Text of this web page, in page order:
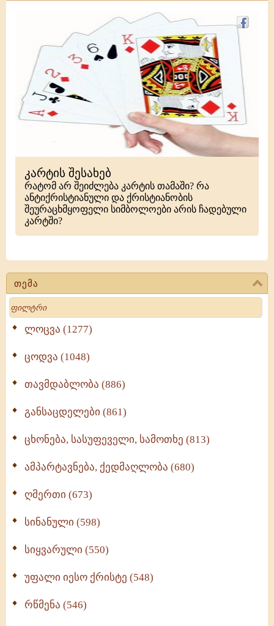
თემა
Search
ლოცვა (1277)
ცოდვა (1048)
თავმდაბლობა (886)
განსაცდელები (861)
ცხონება, სასუფეველი, სამოთხე (813)
ამპარტავნება, ქედმაღლობა (680)
ღმერთი (673)
სინანული (598)
სიყვარული (550)
უფალი იესო ქრისტე (548)
რწმენა (546)
კარტის შესახებ
რატომ არ შეიძლება კარტის თამაში? რა
ანტიქრისტიანული და ქრისტიანობის
შეურაცხმყოფელი სიმბოლოები არის ჩადებული
კარტში?